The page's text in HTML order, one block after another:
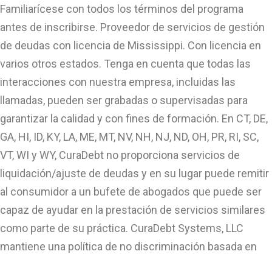
Familiarícese con todos los términos del programa
antes de inscribirse. Proveedor de servicios de gestión
de deudas con licencia de Mississippi. Con licencia en
varios otros estados. Tenga en cuenta que todas las
interacciones con nuestra empresa, incluidas las
llamadas, pueden ser grabadas o supervisadas para
garantizar la calidad y con fines de formación. En CT, DE,
GA, HI, ID, KY, LA, ME, MT, NV, NH, NJ, ND, OH, PR, RI, SC,
VT, WI y WY, CuraDebt no proporciona servicios de
liquidación/ajuste de deudas y en su lugar puede remitir
al consumidor a un bufete de abogados que puede ser
capaz de ayudar en la prestación de servicios similares
como parte de su práctica. CuraDebt Systems, LLC
mantiene una política de no discriminación basada en